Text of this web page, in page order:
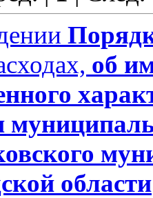
об
области